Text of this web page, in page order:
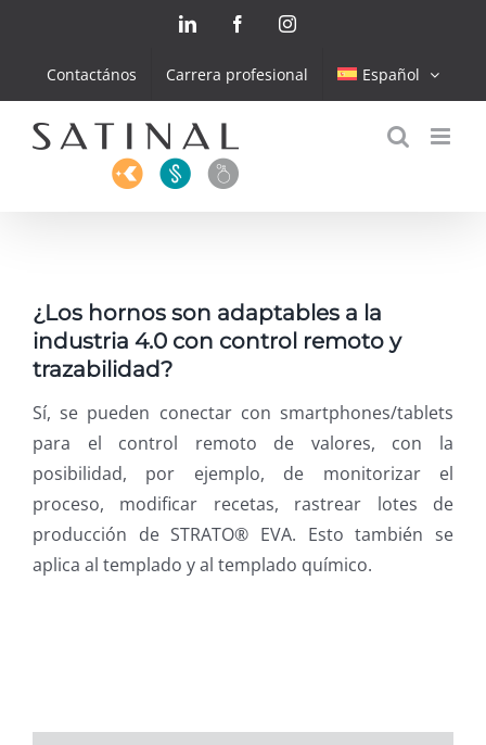
content
LinkedIn FacebookInstagram
Contactános Carrera profesional Español
¿Los hornos son adaptables a la
industria 4.0 con control remoto y
trazabilidad?
Sí, se pueden conectar con smartphones/tablets
para el control remoto de valores, con la
posibilidad, por ejemplo, de monitorizar el
proceso, modificar recetas, rastrear lotes de
producción de STRATO® EVA. Esto también se
aplica al templado y al templado químico.